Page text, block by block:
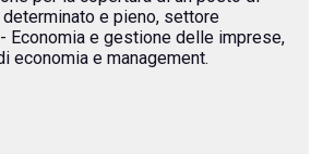
e pieno, settore
Economia e gestione delle imprese,
economia e management.